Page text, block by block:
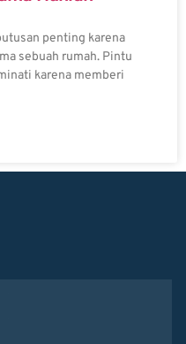
penting karena
sebuah rumah. Pintu
karena memberi